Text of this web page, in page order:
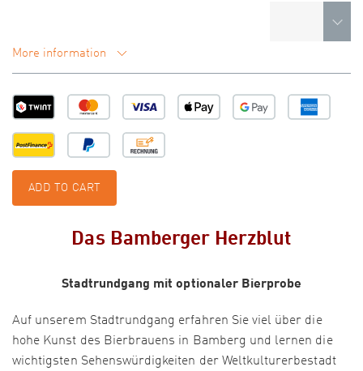
More information
ADD TO CART
Das Bamberger Herzblut
Stadtrundgang mit optionaler Bierprobe
Auf unserem Stadtrundgang erfahren Sie viel über die
hohe Kunst des Bierbrauens in Bamberg und lernen die
wichtigsten Sehenswürdigkeiten der Weltkulturerbestadt